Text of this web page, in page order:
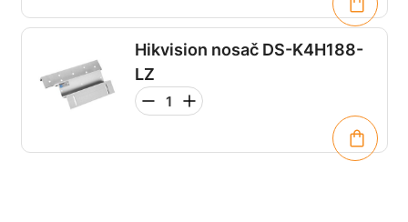
Hikvision nosač DS-K4H188-
LZ